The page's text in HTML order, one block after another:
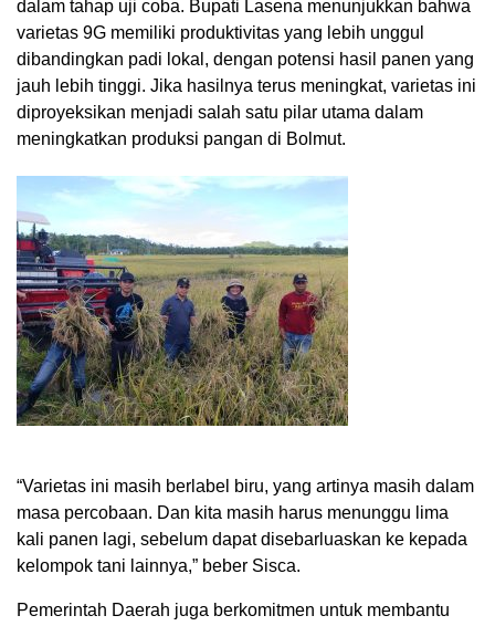
dalam tahap uji coba. Bupati Lasena menunjukkan bahwa
varietas 9G memiliki produktivitas yang lebih unggul
dibandingkan padi lokal, dengan potensi hasil panen yang
jauh lebih tinggi. Jika hasilnya terus meningkat, varietas ini
diproyeksikan menjadi salah satu pilar utama dalam
meningkatkan produksi pangan di Bolmut.
“Varietas ini masih berlabel biru, yang artinya masih dalam
masa percobaan. Dan kita masih harus menunggu lima
kali panen lagi, sebelum dapat disebarluaskan ke kepada
kelompok tani lainnya,” beber Sisca.
Pemerintah Daerah juga berkomitmen untuk membantu